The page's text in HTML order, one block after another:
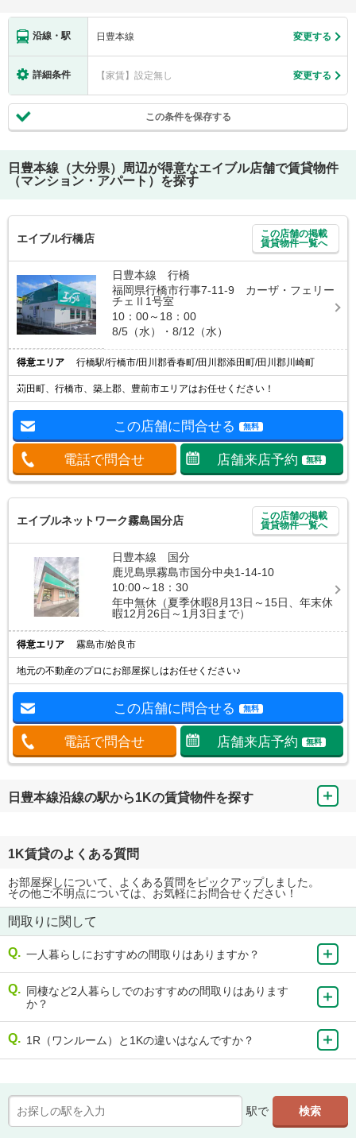
沿線・駅 日豊本線 変更する
詳細条件 【家賃】設定無し 変更する
この条件を保存する
日豊本線（大分県）
周辺が得意なエイブル店舗で賃貸物件
（マンション・アパート）を探す
エイブル行橋店
この店舗の掲載
賃貸物件一覧へ
日豊本線 行橋
福岡県行橋市行事7-11-9 カーザ・フェリー
チェⅡ1号室
10：00～18：00
8/5（水）・8/12（水）
得意エリア 行橋駅/行橋市/田川郡香春町/田川郡添田町/田川郡川崎町
苅田町、行橋市、築上郡、豊前市エリアはお任せください！
この店舗に問合せる 無料
電話で問合せ 店舗来店予約 無料
エイブルネットワーク霧島国分店
この店舗の掲載
賃貸物件一覧へ
日豊本線 国分
鹿児島県霧島市国分中央1-14-10
10:00～18：30
年中無休（夏季休暇8月13日～15日、年末休
暇12月26日～1月3日まで）
得意エリア 霧島市/姶良市
地元の不動産のプロにお部屋探しはお任せください♪
この店舗に問合せる 無料
電話で問合せ 店舗来店予約 無料
日豊本線沿線の駅から1Kの賃貸物件を探す
1K賃貸のよくある質問
お部屋探しについて、よくある質問をピックアップしました。
その他ご不明点については、お気軽にお問合せください！
間取りに関して
一人暮らしにおすすめの間取りはありますか？
同棲など2人暮らしでのおすすめの間取りはあります
か？
1R（ワンルーム）と1Kの違いはなんですか？
駅で